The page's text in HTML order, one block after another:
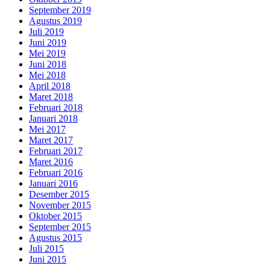
September 2019
Agustus 2019
Juli 2019
Juni 2019
Mei 2019
Juni 2018
Mei 2018
April 2018
Maret 2018
Februari 2018
Januari 2018
Mei 2017
Maret 2017
Februari 2017
Maret 2016
Februari 2016
Januari 2016
Desember 2015
November 2015
Oktober 2015
September 2015
Agustus 2015
Juli 2015
Juni 2015